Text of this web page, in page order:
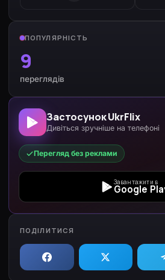
ПОПУЛЯРНІСТЬ
9
переглядів
Застосунок UkrFlix
Дивіться зручніше на телефоні
Перегляд без реклами
Завантажити в
Google
ПОДІЛИТИСЯ